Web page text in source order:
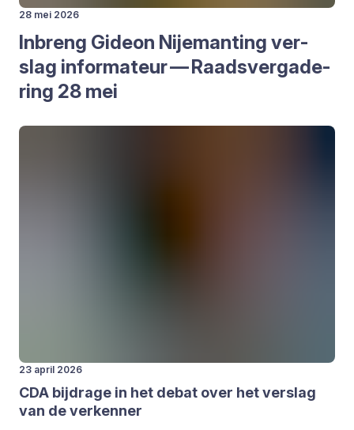
28 mei 2026
Inbreng Gide­on Nije­man­ting ver­
slag infor­ma­teur — Raads­ver­ga­de­
ring 28 mei
23 april 2026
CDA bij­dra­ge in het debat over het ver­slag
van de ver­ken­ner